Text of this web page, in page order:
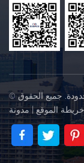
© شركة شيامن سي آند دي للطاقة الناشئة المحدودة. جميع الحقوق
خريطة الموقع|مدونة